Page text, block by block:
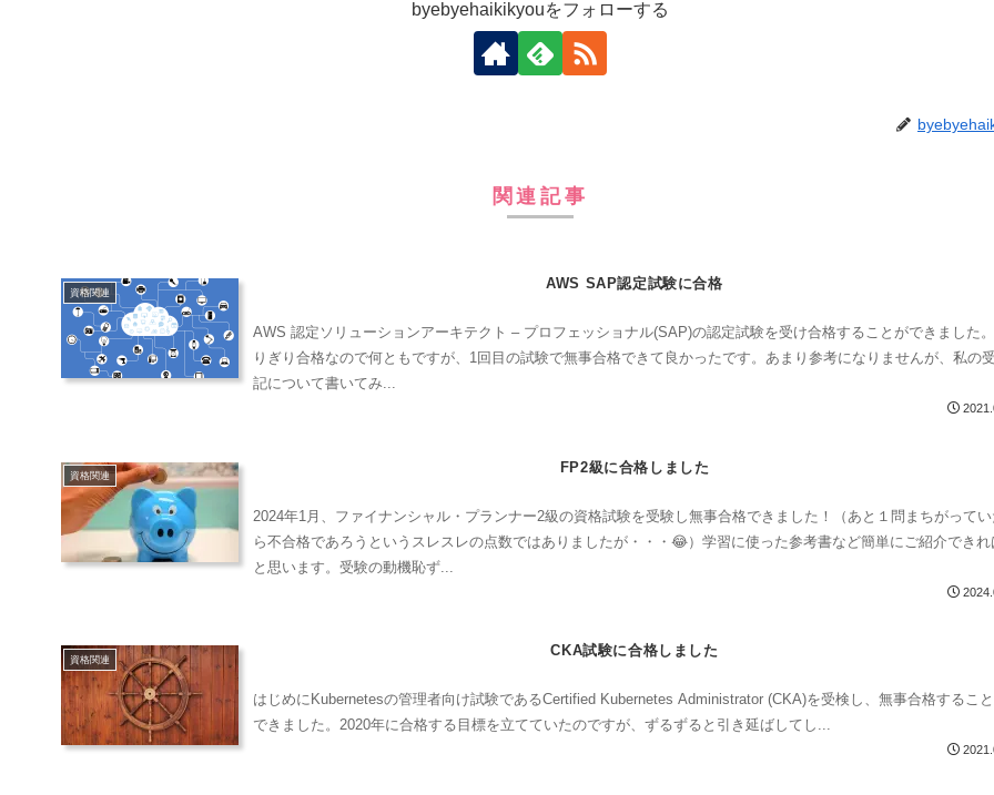
byebyehaikikyouをフォローする
関連記事
資格関連
AWS SAP認定試験に合格
AWS 認定ソリューションアーキテクト – プロフェッショナル(SAP)の認定試験を受け合格することができました
りぎり合格なので何ともですが、1回目の試験で無事合格できて良かったです。あまり参考になりませんが、私の
記について書いてみ...
資格関連
FP2級に合格しました
2024年1月、ファイナンシャル・プランナー2級の資格試験を受験し無事合格できました！（あと１問まちがってい
ら不合格であろうというスレスレの点数ではありましたが・・・😂）学習に使った参考書など簡単にご紹介できれ
と思います。受験の動機恥ず...
資格関連
CKA試験に合格しました
はじめにKubernetesの管理者向け試験であるCertified Kubernetes Administrator (CKA)を受検し、無事合格するこ
できました。2020年に合格する目標を立てていたのですが、ずるずると引き延ばしてし...